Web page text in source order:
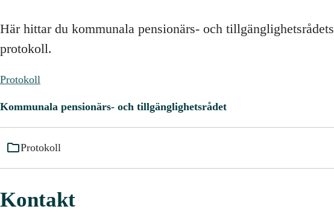
Här hittar du kommunala pensionärs- och tillgänglighetsrådets
protokoll.
Protokoll
Kommunala pensionärs- och tillgänglighetsrådet
Protokoll
Kontakt